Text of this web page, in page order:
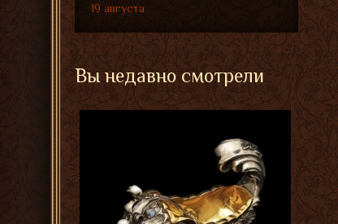
19 августа
Вы недавно смотрели